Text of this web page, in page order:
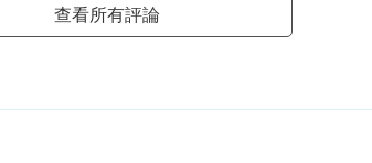
查看所有評論